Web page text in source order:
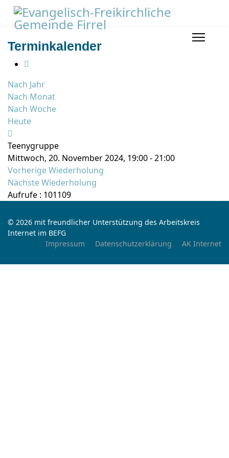
Terminkalender
Nach Jahr
Nach Monat
Nach Woche
Heute
Teenygruppe
Mittwoch, 20. November 2024, 19:00 - 21:00
Vorherige Wiederholung
Nächste Wiederholung
Aufrufe : 101109
© 2026 mit freundlicher Unterstützung des Arbeitskreis
Internet im BEFG
Impressum
Datenschutzerklärung AK Internet